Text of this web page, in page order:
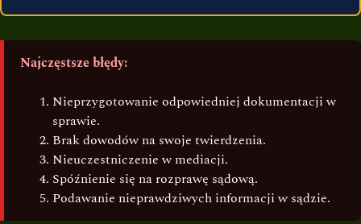
Najczęstsze błędy:
Nieprzygotowanie odpowiedniej dokumentacji w
sprawie.
Brak dowodów na swoje twierdzenia.
Nieuczestniczenie w mediacji.
Spóźnienie się na rozprawę sądową.
Podawanie nieprawdziwych informacji w sądzie.